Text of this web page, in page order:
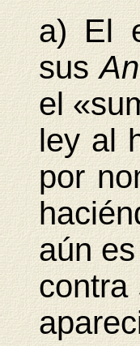
a) El
sus
el
ley al
por
aún
contra